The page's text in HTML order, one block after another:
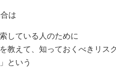
は
している人のために
教えて、知っておくべきリス
という